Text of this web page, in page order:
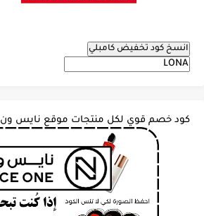
انسخ كود تخفيض كامبلي
كود خصم قوي لكل منتجات موقع نايس ون Nice One